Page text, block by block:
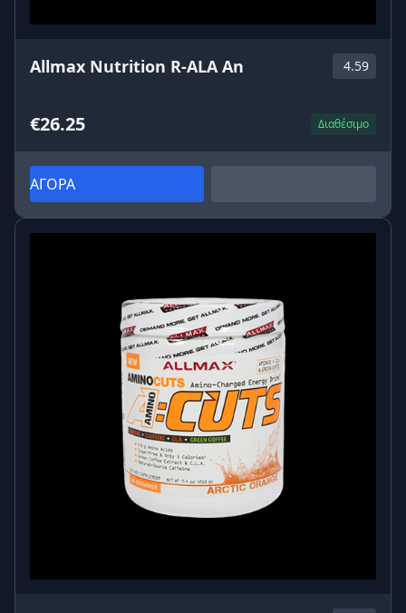
Allmax Nutrition R-ALA An 4.59
€26.25 Διαθέσιμο
ΑΓΟΡΑ